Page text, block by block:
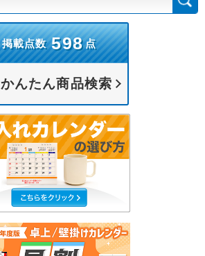
掲載点数 598点
かんたん商品検索